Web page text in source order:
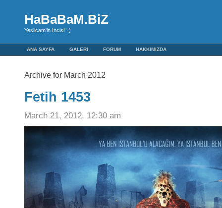
HaBaBaM.BiZ
Yesilcam'in Incisi =)
ANA SAYFA GALERI FORUM HAKKIMIZDA
Archive for March 2012
Fetih 1453
March 21, 2012, 12:30 am